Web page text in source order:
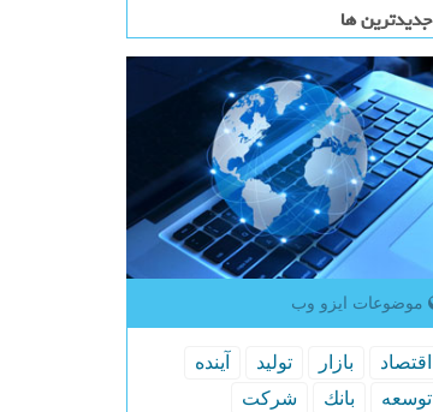
جدیدترین ها
موضوعات ایزو وب
اقتصاد بازار تولید
آینده
توسعه
بانك
شركت